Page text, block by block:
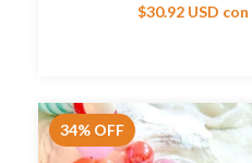
$30.92 USD con
34% OFF